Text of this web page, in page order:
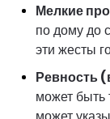
Мелкие
по дому до
эти жесты
Ревность
может быть